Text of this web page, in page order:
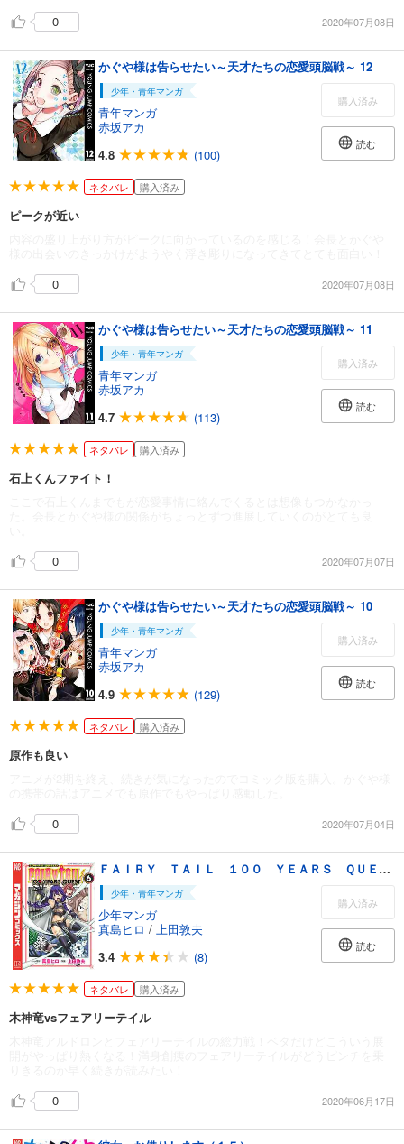
0
2020年07月08日
かぐや様は告らせたい～天才たちの恋愛頭脳戦～ 12
少年・青年マンガ
青年マンガ
赤坂アカ
4.8
(100)
購入済み
読む
ネタバレ 購入済み
ピークが近い
0
2020年07月08日
かぐや様は告らせたい～天才たちの恋愛頭脳戦～ 11
少年・青年マンガ
青年マンガ
赤坂アカ
4.7
(113)
購入済み
読む
ネタバレ 購入済み
石上くんファイト！
0
2020年07月07日
かぐや様は告らせたい～天才たちの恋愛頭脳戦～ 10
少年・青年マンガ
青年マンガ
赤坂アカ
4.9
(129)
購入済み
読む
ネタバレ 購入済み
原作も良い
0
2020年07月04日
ＦＡＩＲＹ ＴＡＩＬ １００ ＹＥＡＲＳ ＱＵＥＳＴ（６）
少年・青年マンガ
少年マンガ
真島ヒロ / 上田敦夫
3.4
(8)
購入済み
読む
ネタバレ 購入済み
木神竜vsフェアリーテイル
0
2020年06月17日